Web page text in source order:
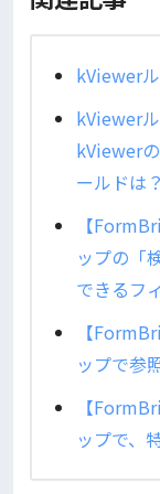
kViewer
kViewer
kViewer
ールドは？
【
ップの「
できるフ
【
ップで参
【
ップで、